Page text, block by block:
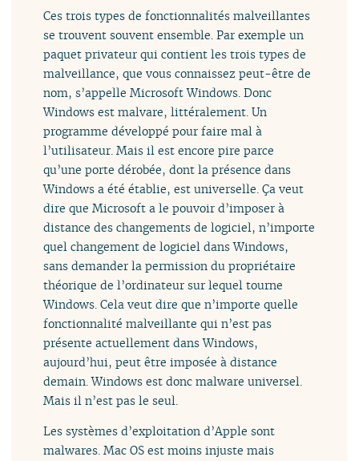
Ces trois types de fonctionnalités malveillantes
se trouvent souvent ensemble. Par exemple un
paquet privateur qui contient les trois types de
malveillance, que vous connaissez peut-être de
nom, s’appelle Microsoft Windows. Donc
Windows est malvare, littéralement. Un
programme développé pour faire mal à
l’utilisateur. Mais il est encore pire parce
qu’une porte dérobée, dont la présence dans
Windows a été établie, est universelle. Ça veut
dire que Microsoft a le pouvoir d’imposer à
distance des changements de logiciel, n’importe
quel changement de logiciel dans Windows,
sans demander la permission du propriétaire
théorique de l’ordinateur sur lequel tourne
Windows. Cela veut dire que n’importe quelle
fonctionnalité malveillante qui n’est pas
présente actuellement dans Windows,
aujourd’hui, peut être imposée à distance
demain. Windows est donc malware universel.
Mais il n’est pas le seul.
Les systèmes d’exploitation d’Apple sont
malwares. Mac OS est moins injuste mais